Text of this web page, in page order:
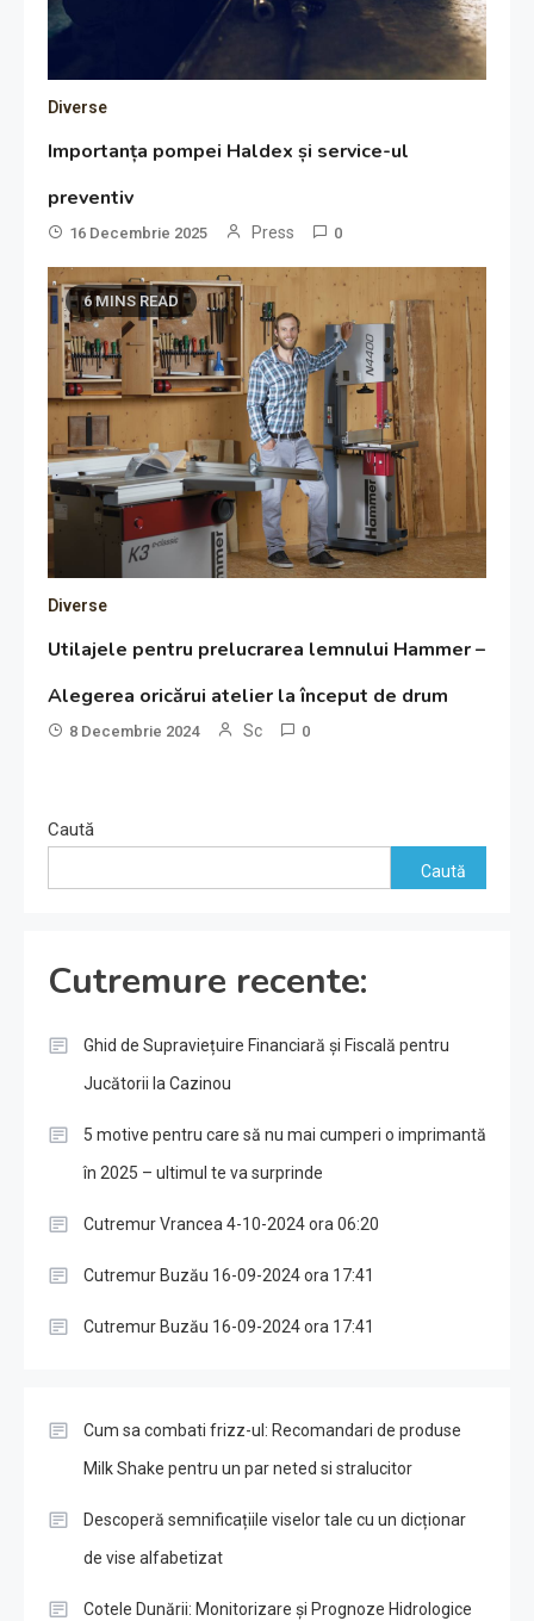
Diverse
Importanța pompei Haldex și service-ul
preventiv
16 Decembrie 2025 Press 0
6 MINS READ
Diverse
Utilajele pentru prelucrarea lemnului Hammer –
Alegerea oricărui atelier la început de drum
8 Decembrie 2024 Sc 0
Caută
Caută
Cutremure recente:
Ghid de Supraviețuire Financiară și Fiscală pentru
Jucătorii la Cazinou
5 motive pentru care să nu mai cumperi o imprimantă
în 2025 – ultimul te va surprinde
Cutremur Vrancea 4-10-2024 ora 06:20
Cutremur Buzău 16-09-2024 ora 17:41
Cutremur Buzău 16-09-2024 ora 17:41
Cum sa combati frizz-ul: Recomandari de produse
Milk Shake pentru un par neted si stralucitor
Descoperă semnificațiile viselor tale cu un dicționar
de vise alfabetizat
Cotele Dunării: Monitorizare și Prognoze Hidrologice